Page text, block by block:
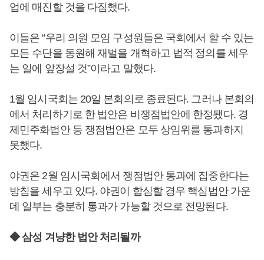
업에 매진할 것을 다짐했다.
이들은 “우리 의원 모임 구성원들은 국회에서 할 수 있는
모든 수단을 동원해 재벌을 개혁하고 법적 정의를 세우
는 일에 앞장설 것”이라고 말했다.
1월 임시국회는 20일 본회의로 종료된다. 그러나 본회의
에서 처리하기로 한 법안은 비쟁점법안에 한정됐다. 경
제민주화법안 등 쟁점법안은 모두 상임위를 통과하지
못했다.
야권은 2월 임시국회에서 쟁점법안 통과에 집중한다는
방침을 세우고 있다. 야권이 합심할 경우 핵심법안 가운
데 일부는 충분히 통과가 가능할 것으로 전망된다.
◆ 삼성 겨냥한 법안 처리될까